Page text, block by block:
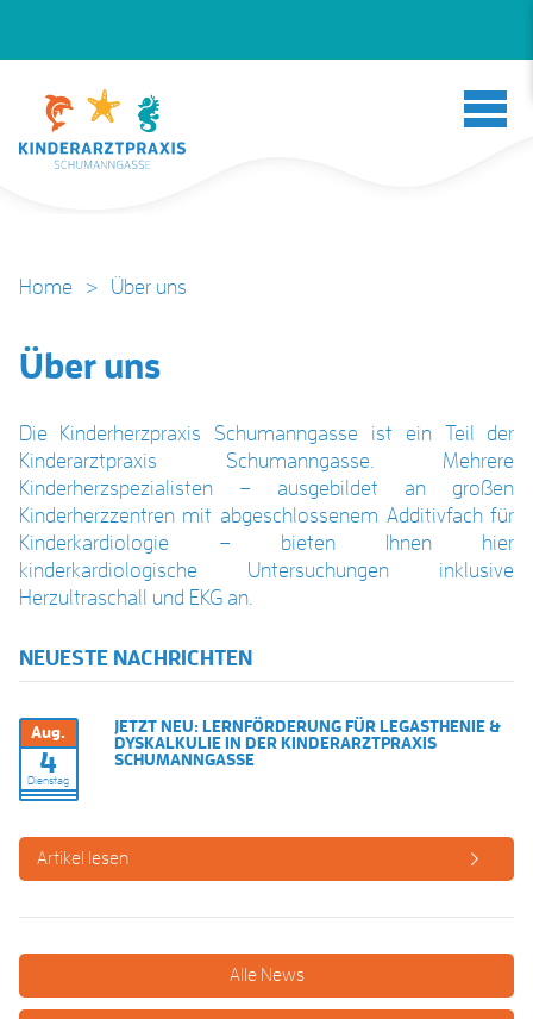
Home > Über uns
Über uns
Die Kinderherzpraxis Schumanngasse ist ein Teil der
Kinderarztpraxis Schumanngasse. Mehrere
Kinderherzspezialisten – ausgebildet an großen
Kinderherzzentren mit abgeschlossenem Additivfach für
Kinderkardiologie – bieten Ihnen hier
kinderkardiologische Untersuchungen inklusive
Herzultraschall und EKG an.
NEUESTE NACHRICHTEN
Aug.
4
Dienstag
JETZT NEU: LERNFÖRDERUNG FÜR LEGASTHENIE &
DYSKALKULIE IN DER KINDERARZTPRAXIS
SCHUMANNGASSE
Artikel lesen
Alle News